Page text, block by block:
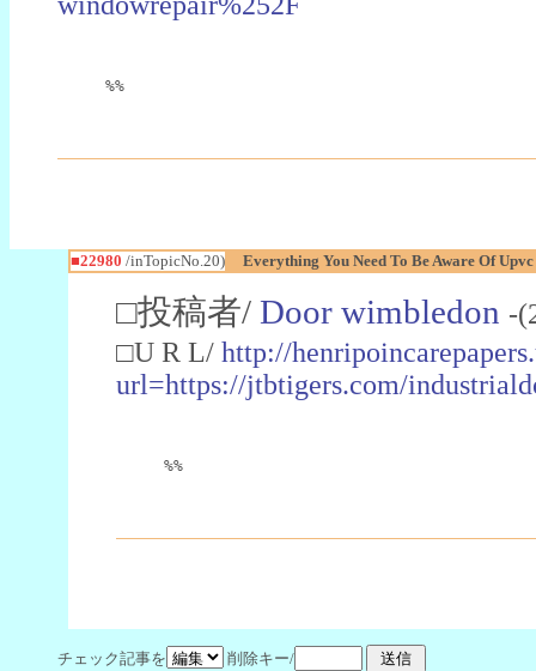
%%
■22980 /inTopicNo.20) Everything You Need To Be Aware Of
□投稿者/ Door wimbledon -
□U R L/ http://
url=https://jtbtigers.com/
%%
チェック記事を 削除キー/